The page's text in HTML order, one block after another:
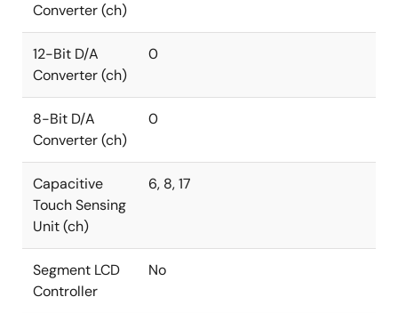
Converter (ch)
12-Bit D/A
Converter (ch)
0
8-Bit D/A
Converter (ch)
0
Capacitive
Touch Sensing
Unit (ch)
6, 8, 17
Segment LCD
Controller
No